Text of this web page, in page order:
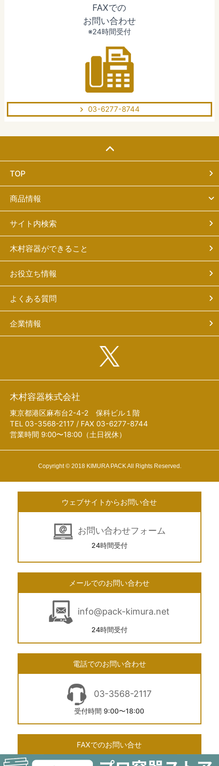
FAXでの
お問い合わせ
※24時間受付
03-6277-8744
TOP
商品情報
サイト内検索
木村容器ができること
お役立ち情報
よくある質問
企業情報
木村容器株式会社
東京都港区麻布台2-4-2 保科ビル１階
TEL 03-3568-2117 / FAX 03-6277-8744
営業時間 9:00〜18:00（土日祝休）
Copyright © 2018 KIMURA PACK All Rights Reserved.
ウェブサイトからお問い合せ
お問い合わせフォーム
24時間受付
メールでのお問い合わせ
info@pack-kimura.net
24時間受付
電話でのお問い合わせ
03-3568-2117
受付時間 9:00〜18:00
FAXでのお問い合せ